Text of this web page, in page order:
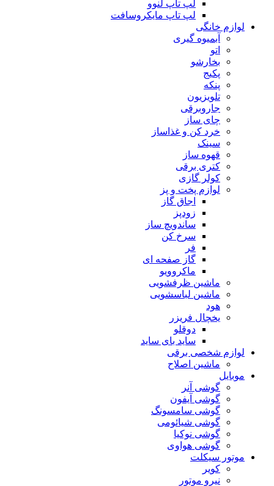
لپ تاپ لنوو
لپ تاپ مایکروسافت
لوازم خانگی
آبمیوه گیری
اتو
بخارشو
پکیج
پنکه
تلویزیون
جاروبرقی
چای ساز
خرد کن و غذاساز
سینک
قهوه ساز
کتری برقی
کولر گازی
لوازم پخت و پز
اجاق گاز
زودپز
ساندویچ ساز
سرخ کن
فر
گاز صفحه ای
ماکروویو
ماشین ظرفشویی
ماشین لباسشویی
هود
یخچال فریزر
دوقلو
ساید بای ساید
لوازم شخصی برقی
ماشین اصلاح
موبایل
گوشی آنر
گوشی آیفون
گوشی سامسونگ
گوشی شیائومی
گوشی نوکیا
گوشی هواوی
موتور سیکلت
کویر
نیرو موتور